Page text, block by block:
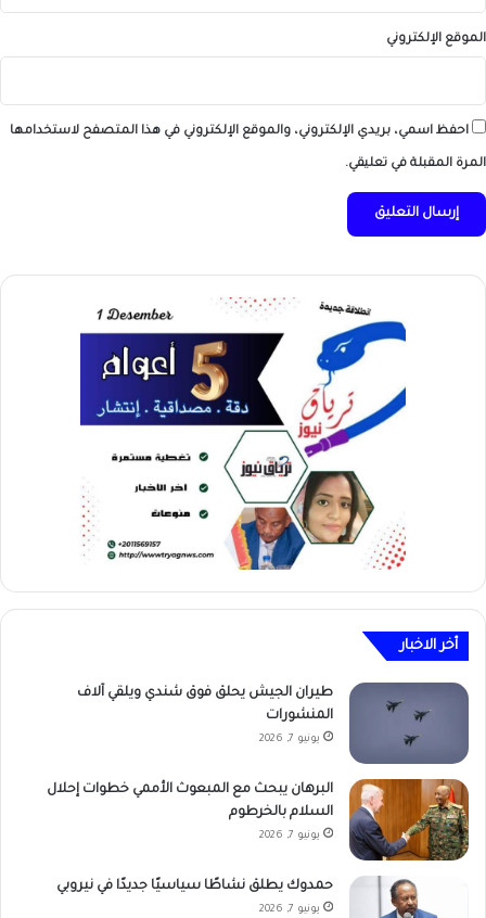
الموقع الإلكتروني
احفظ اسمي، بريدي الإلكتروني، والموقع الإلكتروني في هذا المتصفح لاستخدامها
المرة المقبلة في تعليقي.
أخر الاخبار
طيران الجيش يحلق فوق شندي ويلقي آلاف
المنشورات
يونيو 7, 2026
البرهان يبحث مع المبعوث الأممي خطوات إحلال
السلام بالخرطوم
يونيو 7, 2026
حمدوك يطلق نشاطًا سياسيًا جديدًا في نيروبي
يونيو 7, 2026